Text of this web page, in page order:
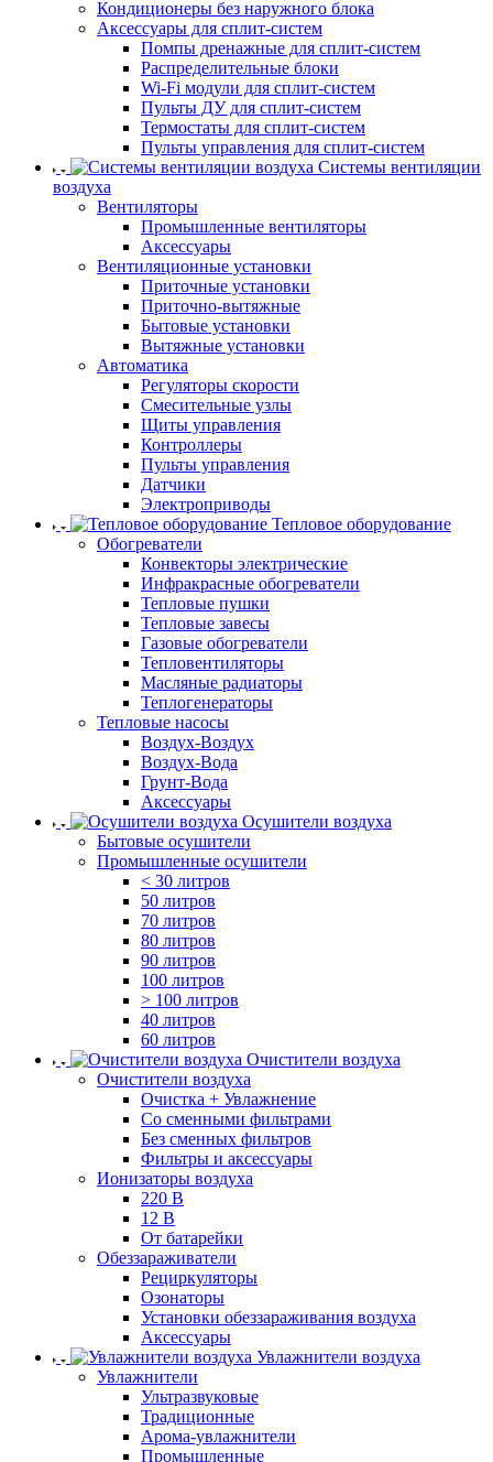
Кондиционеры без наружного блока
Аксессуары для сплит-систем
Помпы дренажные для сплит-систем
Распределительные блоки
Wi-Fi модули для сплит-систем
Пульты ДУ для сплит-систем
Термостаты для сплит-систем
Пульты управления для сплит-систем
Системы вентиляции
воздуха
Вентиляторы
Промышленные вентиляторы
Аксессуары
Вентиляционные установки
Приточные установки
Приточно-вытяжные
Бытовые установки
Вытяжные установки
Автоматика
Регуляторы скорости
Смесительные узлы
Щиты управления
Контроллеры
Пульты управления
Датчики
Электроприводы
Тепловое оборудование
Обогреватели
Конвекторы электрические
Инфракрасные обогреватели
Тепловые пушки
Тепловые завесы
Газовые обогреватели
Тепловентиляторы
Масляные радиаторы
Теплогенераторы
Тепловые насосы
Воздух-Воздух
Воздух-Вода
Грунт-Вода
Аксессуары
Осушители воздуха
Бытовые осушители
Промышленные осушители
< 30 литров
50 литров
70 литров
80 литров
90 литров
100 литров
> 100 литров
40 литров
60 литров
Очистители воздуха
Очистители воздуха
Очистка + Увлажнение
Cо сменными фильтрами
Без сменных фильтров
Фильтры и аксессуары
Ионизаторы воздуха
220 В
12 В
От батарейки
Обеззараживатели
Рециркуляторы
Озонаторы
Установки обеззараживания воздуха
Аксессуары
Увлажнители воздуха
Увлажнители
Ультразвуковые
Традиционные
Арома-увлажнители
Промышленные